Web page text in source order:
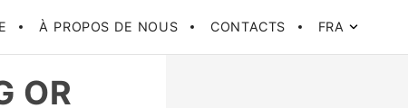
À PROPOS DE NOUS CONTACTS FRA
OR